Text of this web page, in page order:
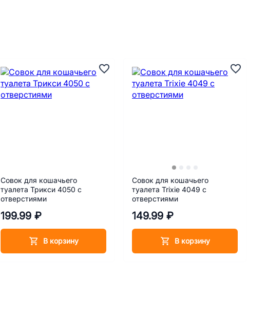
Совок для кошачьего
туалета Трикси 4050 с
отверстиями
199.99 ₽
В корзину
Совок для кошачьего
туалета Trixie 4049 с
отверстиями
149.99 ₽
В корзину